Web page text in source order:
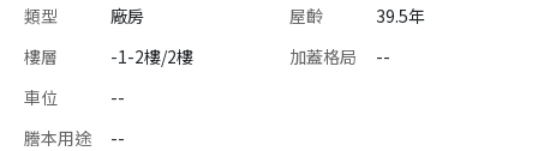
類型 廠房 屋齡
39.5年
樓層
-1-2樓/2樓 加蓋格局
--
車位
--
謄本用途
--